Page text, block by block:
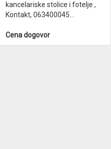
kancelariske stolice i fotelje ,
Kontakt, 063400045...
Cena dogovor